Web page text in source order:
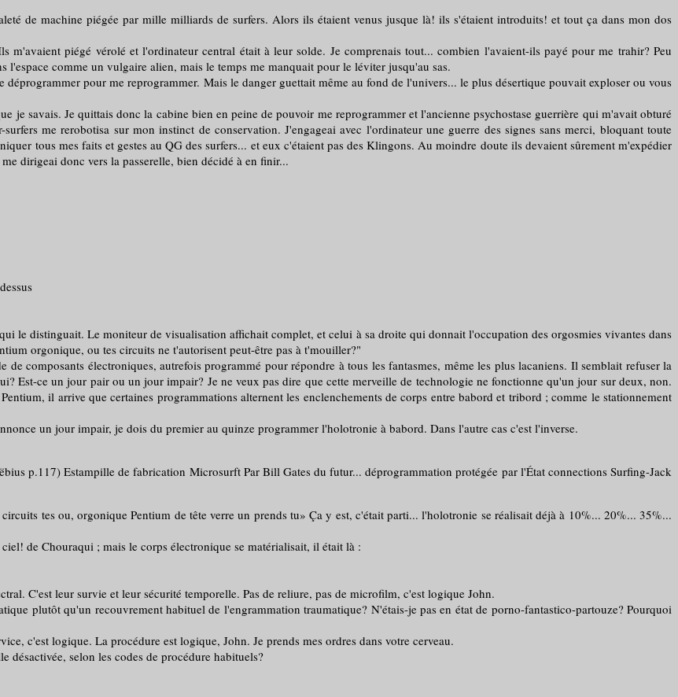
de machine piégée par mille milliards de surfers. Alors ils étaient venus jusque là! ils s'étaient introduits! et tout ça dans mon dos
m'avaient piégé vérolé et l'ordinateur central était à leur solde. Je comprenais tout... combien l'avaient-ils payé pour me trahir? Peu
comme un vulgaire alien, mais le temps me manquait pour le léviter jusqu'au sas.
pour me reprogrammer. Mais le danger guettait même au fond de l'univers... le plus désertique pouvait exploser ou vous
savais. Je quittais donc la cabine bien en peine de pouvoir me reprogrammer et l'ancienne psychostase guerrière qui m'avait obturé
me rerobotisa sur mon instinct de conservation. J'engageai avec l'ordinateur une guerre des signes sans merci, bloquant toute
tous mes faits et gestes au QG des surfers... et eux c'étaient pas des Klingons. Au moindre doute ils devaient sûrement m'expédier
dirigeai donc vers la passerelle, bien décidé à en finir...
distinguait. Le moniteur de visualisation affichait complet, et celui à sa droite qui donnait l'occupation des orgosmies vivantes dans
orgonique, ou tes circuits ne t'autorisent peut-être pas à t'mouiller?"
de composants électroniques, autrefois programmé pour répondre à tous les fantasmes, même les plus lacaniens. Il semblait refuser la
Est-ce un jour pair ou un jour impair? Je ne veux pas dire que cette merveille de technologie ne fonctionne qu'un jour sur deux, non.
il arrive que certaines programmations alternent les enclenchements de corps entre babord et tribord ; comme le stationnement
un jour impair, je dois du premier au quinze programmer l'holotronie à babord. Dans l'autre cas c'est l'inverse.
Microsurft Par Bill Gates du futur... déprogrammation protégée par l'État connections Surfing-Jack
tes ou, orgonique Pentium de tête verre un prends tu» Ça y est, c'était parti... l'holotronie se réalisait déjà à 10%... 20%... 35%...
de Chouraqui ; mais le corps électronique se matérialisait, il était là :
C'est leur survie et leur sécurité temporelle. Pas de reliure, pas de microfilm, c'est logique John.
plutôt qu'un recouvrement habituel de l'engrammation traumatique? N'étais-je pas en état de porno-fantastico-partouze? Pourquoi
c'est logique. La procédure est logique, John. Je prends mes ordres dans votre cerveau.
selon les codes de procédure habituels?